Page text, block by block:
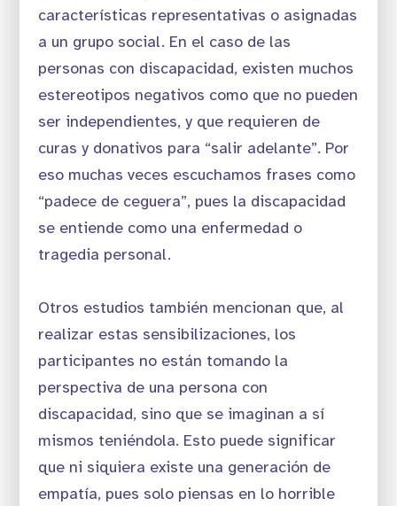
características representativas o asignadas
a un grupo social. En el caso de las
personas con discapacidad, existen muchos
estereotipos negativos como que no pueden
ser independientes, y que requieren de
curas y donativos para “salir adelante”. Por
eso muchas veces escuchamos frases como
“padece de ceguera”, pues la discapacidad
se entiende como una enfermedad o
tragedia personal.
Otros estudios también mencionan que, al
realizar estas sensibilizaciones, los
participantes no están tomando la
perspectiva de una persona con
discapacidad, sino que se imaginan a sí
mismos teniéndola. Esto puede significar
que ni siquiera existe una generación de
empatía, pues solo piensas en lo horrible